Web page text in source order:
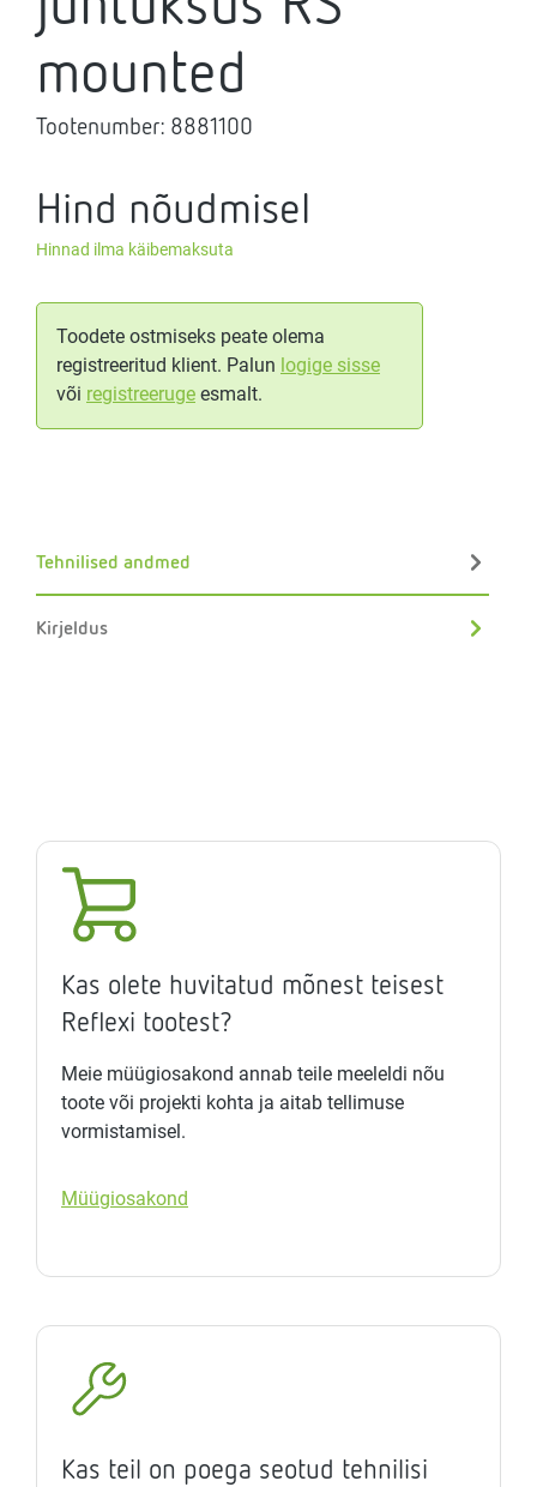
mounted
Tootenumber: 8881100
Hind nõudmisel
Hinnad ilma käibemaksuta
Toodete ostmiseks peate olema
registreeritud klient. Palun logige sisse
või registreeruge esmalt.
Tehnilised andmed
Kirjeldus
Kas olete huvitatud mõnest teisest
Reflexi tootest?
Meie müügiosakond annab teile meeleldi nõu
toote või projekti kohta ja aitab tellimuse
vormistamisel.
Müügiosakond
Kas teil on poega seotud tehnilisi